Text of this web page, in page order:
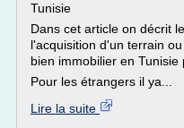
Tunisie
Dans cet article on décrit
l'acquisition d'un terrain
bien immobilier en
Pour les étrangers il ya...
Lire la suite